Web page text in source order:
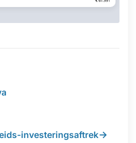
investeringsaftrek→